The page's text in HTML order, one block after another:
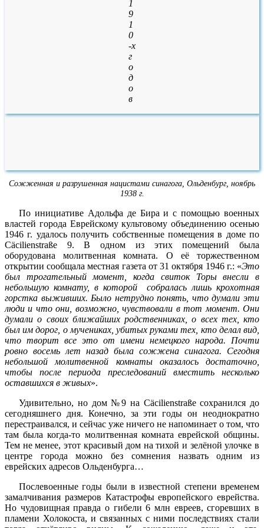
1
9
1
0
-х
г
о
д
о
в
Сожженная и разрушенная нацистами синагога, Ольденбург, ноябрь
1938 г.
По инициативе Адольфа де Бира и с помощью военных
властей города Еврейскому культовому объединению осенью
1946 г. удалось получить собственные помещения в доме по
Cäcilienstraße 9. В одном из этих помещений была
оборудована молитвенная комната. О её торжественном
открытии сообщала местная газета от 31 октября 1946 г.: «Это
был трогательный момент, когда свиток Торы внесли в
небольшую комнату, в которой собралась лишь крохотная
горстка выживших. Было нетрудно понять, что думали эти
люди и что они, возможно, чувствовали в тот момент. Они
думали о своих ближайших родственниках, о всех тех, кто
был им дорог, о мучениках, убитых руками тех, кто делал вид,
что творит все это от имени немецкого народа. Почти
ровно восемь лет назад была сожжена синагога. Сегодня
небольшой молитвенной комнаты оказалось достаточно,
чтобы после периода преследований вместить несколько
оставшихся в живых».
Удивительно, но дом №9 на Cäcilienstraße сохранился до
сегодняшнего дня. Конечно, за эти годы он неоднократно
перестраивался, и сейчас уже ничего не напоминает о том, что
там была когда-то молитвенная комната еврейской общины.
Тем не менее, этот красивый дом на тихой и зелёной улочке в
центре города можно без сомнения назвать одним из
еврейских адресов Ольденбурга…
Послевоенные годы были в известной степени временем
замалчивания размеров Катастрофы европейского еврейства.
Но чудовищная правда о гибели 6 млн евреев, сгоревших в
пламени Холокоста, и связанных с ними последствиях стали